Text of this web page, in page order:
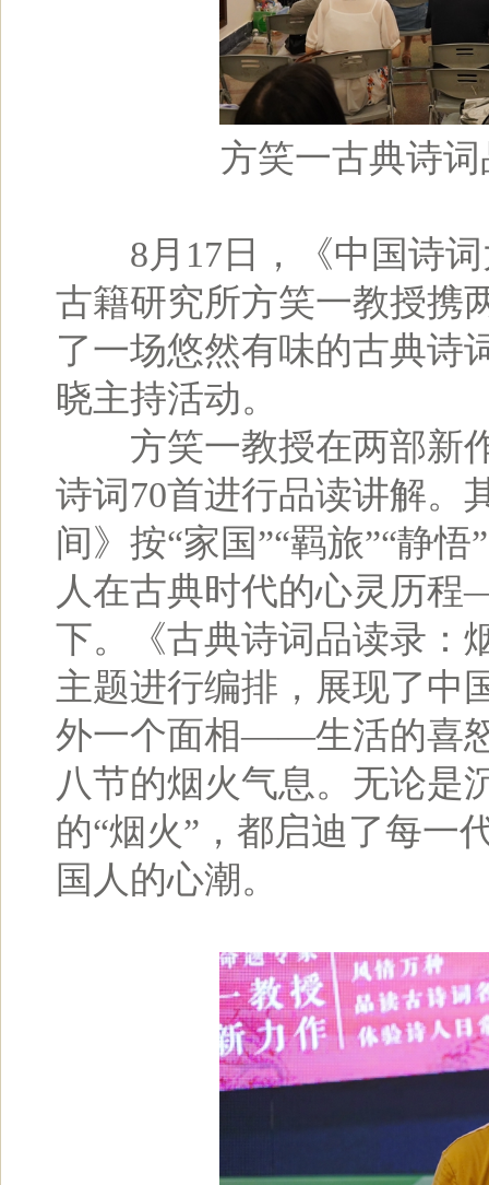
方笑一古典诗
8月17日，《中国诗词
古籍研究所方笑一教授携
了一场悠然有味的古典诗
晓主持活动。
方笑一教授在两部新作
诗词70首进行品读讲解。
间》按“家国”“羁旅”“静
人在古典时代的心灵历
下。《古典诗词品读录：
主题进行编排，展现了中
外一个面相——生活的喜
八节的烟火气息。无论是
的“烟火”，都启迪了每一
国人的心潮。